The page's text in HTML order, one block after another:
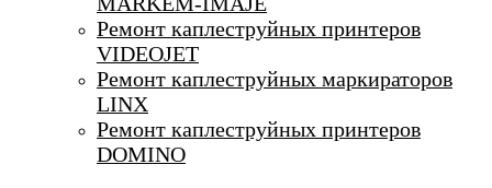
Ремонт каплеструйных принтеров
VIDEOJET
Ремонт каплеструйных маркираторов
LINX
Ремонт каплеструйных принтеров
DOMINO